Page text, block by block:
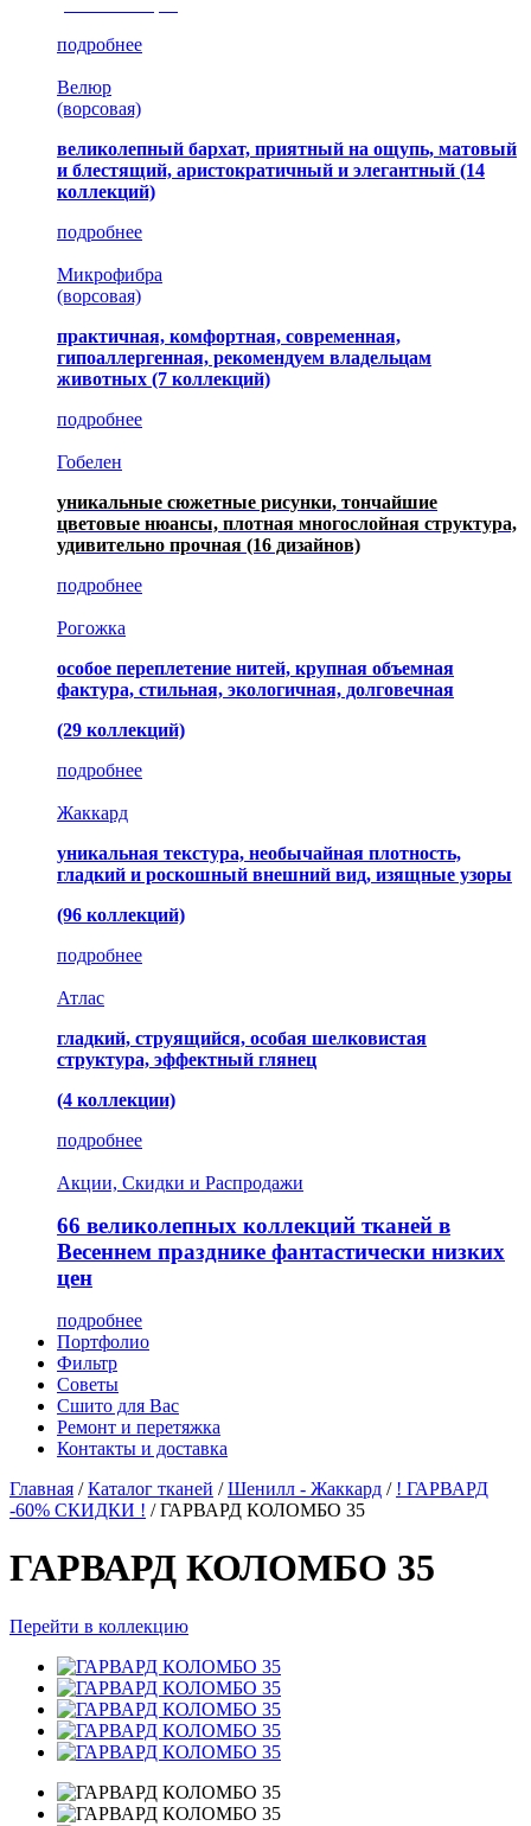
подробнее
Велюр
(ворсовая)
великолепный бархат, приятный на ощупь, матовый
и блестящий, аристократичный и элегантный (14
коллекций)
подробнее
Микрофибра
(ворсовая)
практичная, комфортная, современная,
гипоаллергенная, рекомендуем владельцам
животных (7 коллекций)
подробнее
Гобелен
уникальные сюжетные рисунки, тончайшие
цветовые нюансы, плотная многослойная структура,
удивительно прочная (16 дизайнов)
подробнее
Рогожка
особое переплетение нитей, крупная объемная
фактура, стильная, экологичная, долговечная
(29 коллекций)
подробнее
Жаккард
уникальная текстура, необычайная плотность,
гладкий и роскошный внешний вид, изящные узоры
(96 коллекций)
подробнее
Атлас
гладкий, струящийся, особая шелковистая
структура, эффектный глянец
(4 коллекции)
подробнее
Акции, Скидки и Распродажи
66 великолепных коллекций тканей в
Весеннем празднике фантастически низких
цен
подробнее
Портфолио
Фильтр
Советы
Сшито для Вас
Ремонт и перетяжка
Контакты и доставка
Главная / Каталог тканей / Шенилл - Жаккард / ! ГАРВАРД
-60% СКИДКИ ! / ГАРВАРД КОЛОМБО 35
ГАРВАРД КОЛОМБО 35
Перейти в коллекцию